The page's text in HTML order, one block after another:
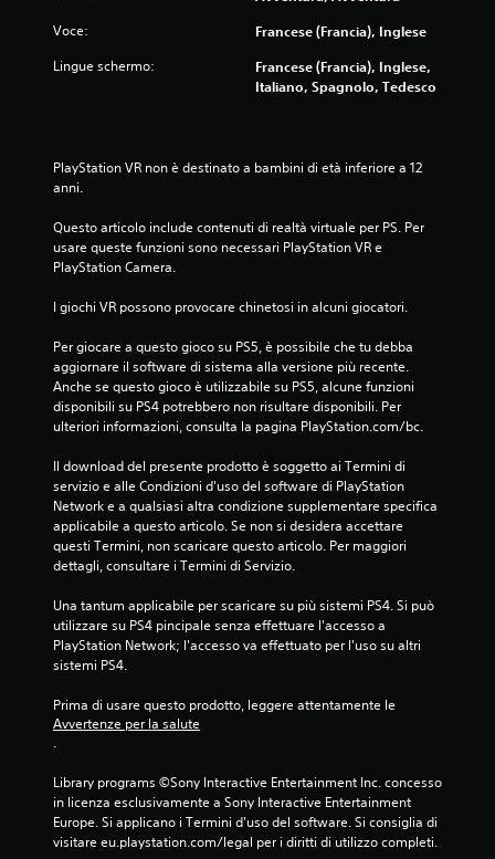
Voce: Francese (Francia), Inglese
Lingue schermo:
Francese (Francia), Inglese,
Italiano, Spagnolo, Tedesco
PlayStation VR non è destinato a bambini di età inferiore a 12
anni.
Questo articolo include contenuti di realtà virtuale per PS. Per
usare queste funzioni sono necessari PlayStation VR e
PlayStation Camera.
I giochi VR possono provocare chinetosi in alcuni giocatori.
Per giocare a questo gioco su PS5, è possibile che tu debba
aggiornare il software di sistema alla versione più recente.
Anche se questo gioco è utilizzabile su PS5, alcune funzioni
disponibili su PS4 potrebbero non risultare disponibili. Per
ulteriori informazioni, consulta la pagina PlayStation.com/bc.
Il download del presente prodotto è soggetto ai Termini di
servizio e alle Condizioni d'uso del software di PlayStation
Network e a qualsiasi altra condizione supplementare specifica
applicabile a questo articolo. Se non si desidera accettare
questi Termini, non scaricare questo articolo. Per maggiori
dettagli, consultare i Termini di Servizio.
Una tantum applicabile per scaricare su più sistemi PS4. Si può
utilizzare su PS4 pincipale senza effettuare l'accesso a
PlayStation Network; l'accesso va effettuato per l'uso su altri
sistemi PS4.
Prima di usare questo prodotto, leggere attentamente le
Avvertenze per la salute
.
Library programs ©Sony Interactive Entertainment Inc. concesso
in licenza esclusivamente a Sony Interactive Entertainment
Europe. Si applicano i Termini d'uso del software. Si consiglia di
visitare eu.playstation.com/legal per i diritti di utilizzo completi.